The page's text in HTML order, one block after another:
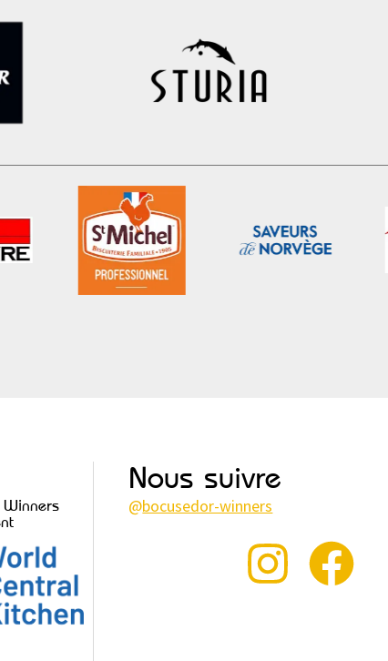
Winners
Nous suivre
@bocusedor-winners